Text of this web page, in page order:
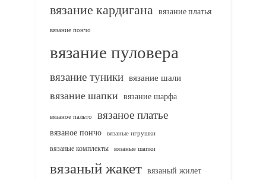
вязание кардигана вязание платья
вязание пончо
вязание пуловера
вязание туники вязание шали
вязание шапки вязание шарфа
вязаное пальто вязаное платье
вязаное пончо вязаные игрушки
вязаные комплекты
вязаные шапки
вязаный жакет вязаный жилет